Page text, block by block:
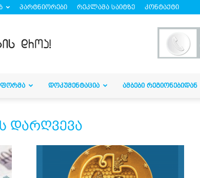
პარტნიორები რეკლამა საიტზე კონტაქტი
ᲓᲝᲙᲣᲛᲔᲜᲢᲐᲪᲘᲐ ᲐᲛᲑᲔᲑᲘ ᲠᲔᲒᲘᲝᲜᲔᲑᲘᲓᲐᲜ
დარღვევა